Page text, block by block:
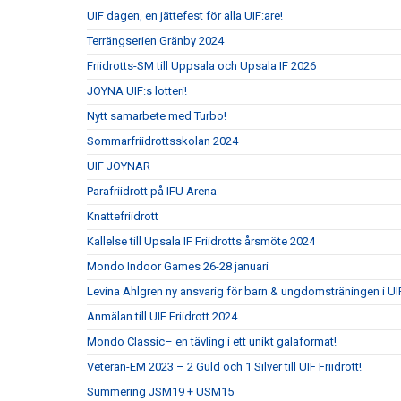
UIF dagen, en jättefest för alla UIF:are!
Terrängserien Gränby 2024
Friidrotts-SM till Uppsala och Upsala IF 2026
JOYNA UIF:s lotteri!
Nytt samarbete med Turbo!
Sommarfriidrottsskolan 2024
UIF JOYNAR
Parafriidrott på IFU Arena
Knattefriidrott
Kallelse till Upsala IF Friidrotts årsmöte 2024
Mondo Indoor Games 26-28 januari
Levina Ahlgren ny ansvarig för barn & ungdomsträningen i
Anmälan till UIF Friidrott 2024
Mondo Classic– en tävling i ett unikt galaformat!
Veteran-EM 2023 – 2 Guld och 1 Silver till UIF Friidrott!
Summering JSM19 + USM15